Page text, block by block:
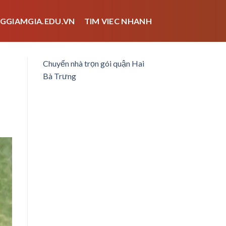
TIM VIEC NHANH
Chuyển nhà trọn gói quận Hai
Bà Trưng